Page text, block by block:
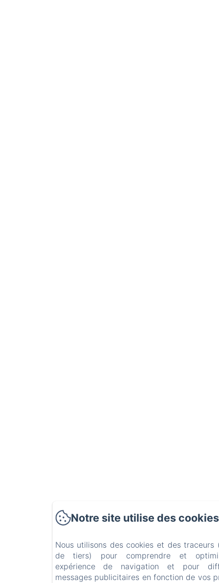
Notre site utilise des cookies
Nous utilisons des cookies et des traceurs
de tiers) pour comprendre et
expérience de navigation et pour
messages publicitaires en fonction de vos